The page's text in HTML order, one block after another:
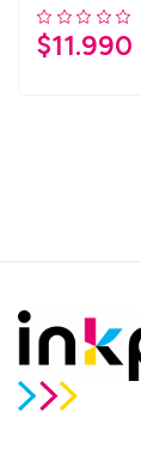
$11.990